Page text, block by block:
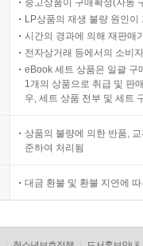
중고상품이 구매확정(자동
LP상품의 재생 불량 원인
시간의 경과에 의해 재판매
전자상거래 등에서의 소비
eBook 세트 상품은 일괄 구
1개의 상품으로 취급 및 판
우, 세트 상품 전부 및 세트
상품의 불량에 의한 반품,
준하여 처리됨
대금 환불 및 환불 지연에